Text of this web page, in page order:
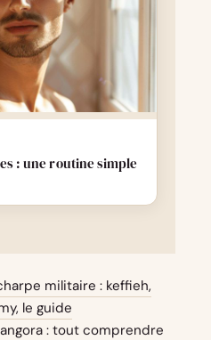
: une routine simple
militaire : keffieh,
le guide
: tout comprendre